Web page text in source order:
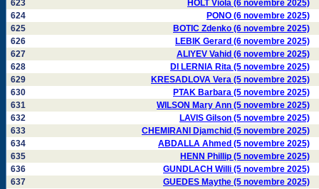
623
HOLT Viola (6 novembre 2025)
624
PONO (6 novembre 2025)
625
BOTIC Zdenko (6 novembre 2025)
626
LEBIK Gerard (6 novembre 2025)
627
ALIYEV Vahid (6 novembre 2025)
628
DI LERNIA Rita (5 novembre 2025)
629
KRESADLOVA Vera (5 novembre 2025)
630
PTAK Barbara (5 novembre 2025)
631
WILSON Mary Ann (5 novembre 2025)
632
LAVIS Gilson (5 novembre 2025)
633
CHEMIRANI Djamchid (5 novembre 2025)
634
ABDALLA Ahmed (5 novembre 2025)
635
HENN Phillip (5 novembre 2025)
636
GUNDLACH Willi (5 novembre 2025)
637
GUEDES Maythe (5 novembre 2025)